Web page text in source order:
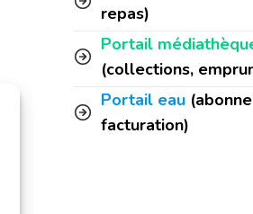
repas)
Portail
(collections,
Portail eau
facturation)